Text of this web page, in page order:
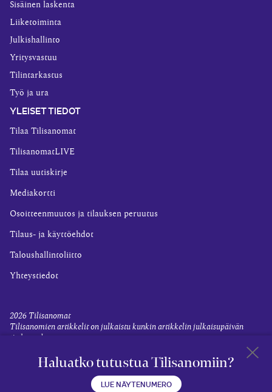
Sisäinen laskenta
Liiketoiminta
Julkishallinto
Yritysvastuu
Tilintarkastus
Työ ja ura
YLEISET TIEDOT
Tilaa Tilisanomat
TilisanomatLIVE
Tilaa uutiskirje
Mediakortti
Osoitteenmuutos ja tilauksen peruutus
Tilaus- ja käyttöehdot
Taloushallintoliitto
Yhteystiedot
2026 Tilisanomat
Tilisanomien artikkelit on julkaistu kunkin artikkelin julkaisupäivän
tiedon valossa.
EvästevalinnatHaluatko tutustua Tilisanomiin?
LUE NÄYTENUMERO